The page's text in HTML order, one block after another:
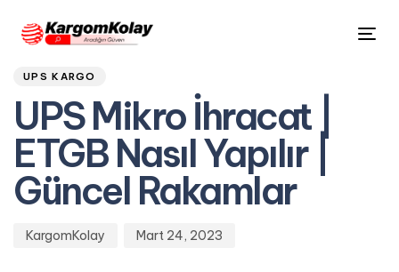
PUBLISHED
IN:
UPS KARGO
UPS Mikro İhracat |
ETGB Nasıl Yapılır |
Güncel Rakamlar
Author
KargomKolay
Published
on:
Mart 24, 2023